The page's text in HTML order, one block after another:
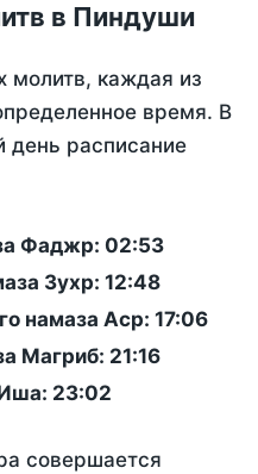
в Пиндуши
молитв, каждая из
время. В
день расписание
Фаджр: 02:53
Зухр: 12:48
намаза Аср: 17:06
Магриб: 21:16
23:02
совершается